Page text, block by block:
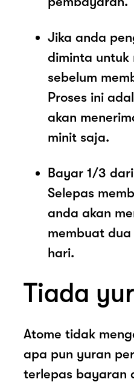
Jika anda
diminta untuk
sebelum
Proses ini
akan
minit saja.
Bayar 1/3
Selepas
anda akan
membuat
hari.
Tiada
Atome tidak
apa pun yuran
terlepas bayaran